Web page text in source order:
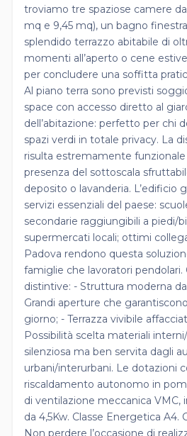
troviamo tre spaziose camere da
mq e 9,45 mq), un bagno
splendido terrazzo abitabile di
momenti all’aperto o cene
per concludere una soffitta
Al piano terra sono previsti
space con accesso diretto al
dell’abitazione: perfetto per chi
spazi verdi in totale privacy. La
risulta estremamente funzionale
presenza del sottoscala
deposito o lavanderia. L’edificio
servizi essenziali del paese:
secondarie raggiungibili a piedi/
supermercati locali; ottimi
Padova rendono questa
famiglie che lavoratori pendolari.
distintive: - Struttura moderna
Grandi aperture che
giorno; - Terrazza vivibile
Possibilità scelta materiali
silenziosa ma ben servita dagli
urbani/interurbani. Le dotazioni
riscaldamento autonomo in
di ventilazione meccanica
da 4,5Kw. Classe Energetica A4.
Non perdere l’occasione di